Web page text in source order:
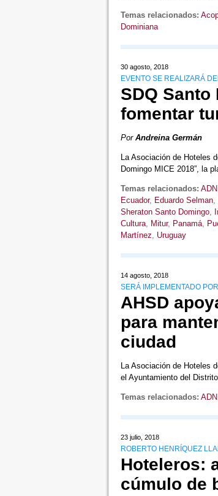
Temas relacionados:
Dominiana
30 agosto, 2018
EVENTO SE REALIZARÁ
SDQ
fomentar
Por Andreina Germán
La Asociación de Hoteles
Domingo MICE 2018”, la
Temas relacionados: ADN
Ecuador, Eduardo Selman,
Sheraton Santo Domingo,
Cultura, Mitur, Panamá,
Martínez, Uruguay
14 agosto, 2018
SERÁ IMPLEMENTADO
AHSD
para
ciudad
La Asociación de Hoteles
el Ayuntamiento del
Temas relacionados: ADN
23 julio, 2018
ROBERTO HENRÍQUEZ
Hoteleros:
cúmulo de